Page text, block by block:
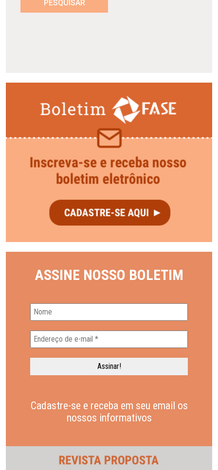
PESQUISAR
ASSINE NOSSO BOLETIM
Cadastre-se e receba em seu email os
nossos informativos